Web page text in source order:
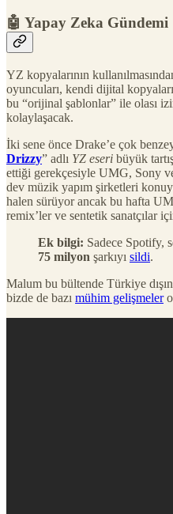
🤖 Yapay Zeka Gündemi
YZ kopyalarının
oyuncuları, kendi dijital
bu “orijinal şablonlar” ile olası
kolaylaşacak.
İki sene önce Drake’e çok
Drizzy” adlı YZ eseri büyük
ettiği gerekçesiyle UMG, Sony ve
dev müzik yapım şirketleri
halen sürüyor ancak bu hafta
remix’ler ve sentetik sanatçılar
Ek bilgi: Sadece Spotify,
75 milyon şarkıyı sildi.
Malum bu bültende Türkiye
bizde de bazı mühim gelişmeler